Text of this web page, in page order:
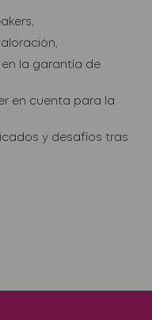
la garantía de
en cuenta para la
y desafíos tras